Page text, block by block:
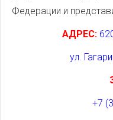
Федерации и
АДРЕС:
ул.
+7